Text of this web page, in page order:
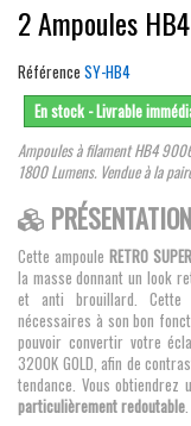
2 Ampoules
Référence SY-HB4
En stock - Livrable
Ampoules à filament HB4
1800 Lumens. Vendue à la
Cette ampoule RETRO
la masse donnant un look
et anti brouillard. Cette
nécessaires à son bon
pouvoir convertir votre
3200K GOLD, afin de
tendance. Vous obtiendrez
particulièrement redoutable.